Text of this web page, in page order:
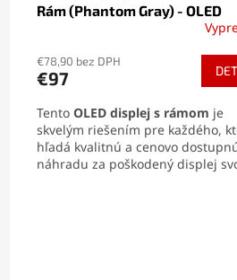
Rám (Phantom Gray) - OLED
€78,90 bez DPH
€97
Tento OLED displej s rámom je
skvelým riešením pre každého,
hľadá kvalitnú a cenovo
náhradu za poškodený displej